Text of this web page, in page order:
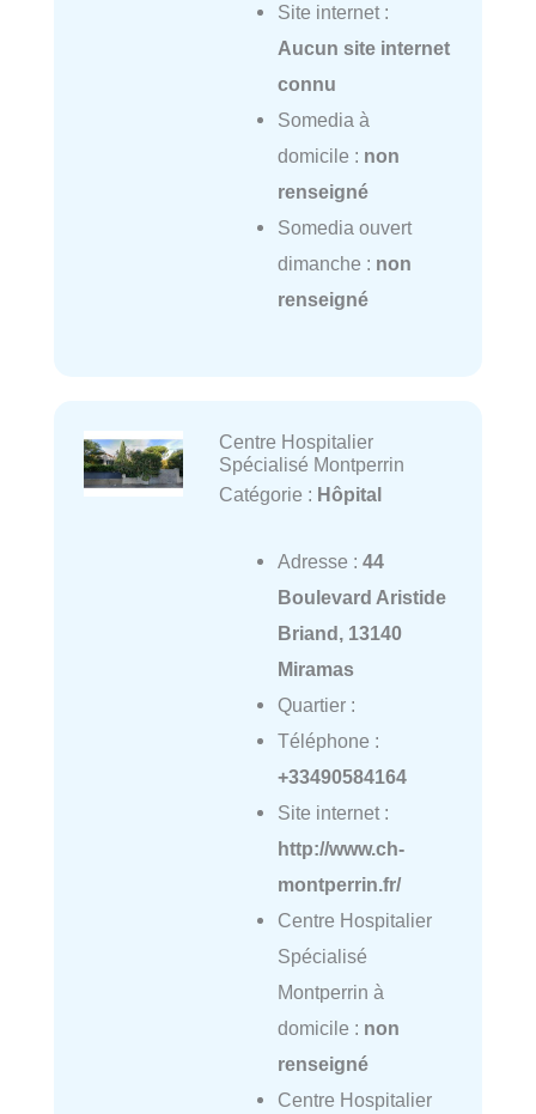
Site internet :
Aucun site internet
connu
Somedia à
domicile : non
renseigné
Somedia ouvert
dimanche : non
renseigné
Centre Hospitalier
Spécialisé Montperrin
Catégorie : Hôpital
Adresse : 44
Boulevard Aristide
Briand, 13140
Miramas
Quartier :
Téléphone :
+33490584164
Site internet :
http://www.ch-
montperrin.fr/
Centre Hospitalier
Spécialisé
Montperrin à
domicile : non
renseigné
Centre Hospitalier